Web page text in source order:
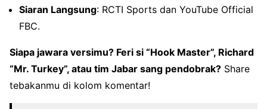
Siaran Langsung: RCTI Sports dan YouTube Official
FBC.
Siapa jawara versimu? Feri si “Hook Master”, Richard
“Mr. Turkey”, atau tim Jabar sang pendobrak? Share
tebakanmu di kolom komentar!